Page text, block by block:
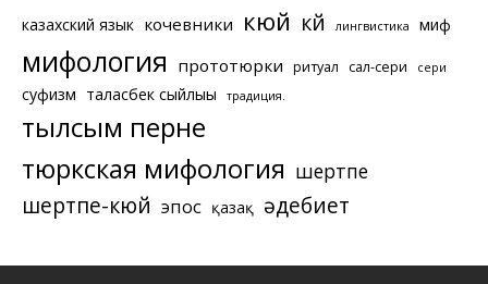
казахский язык кочевники кюй күй лингвистика миф
мифология прототюрки ритуал сал-сери сери
суфизм таласбек сыйлығы традиция.
тылсым перне
тюркская мифология шертпе
шертпе-кюй эпос қазақ әдебиет